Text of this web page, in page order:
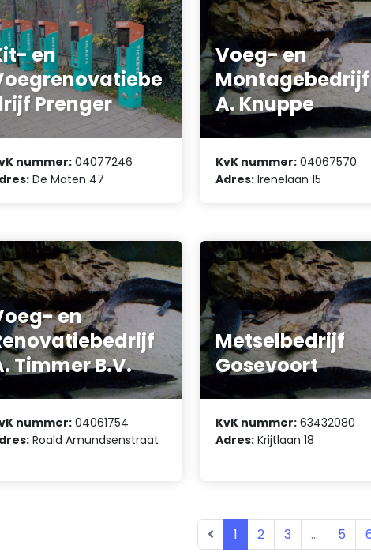
en
Prenger
nummer: 04077246
De Maten 47
Voeg- en
Montagebedrijf
A. Knuppe
KvK nummer: 04067570
Adres: Irenelaan 15
en
Timmer B.V.
nummer: 04061754
Roald Amundsenstraat
Metselbedrijf
Gosevoort
KvK nummer: 63432080
Adres: Krijtlaan 18
1 2 3 ... 5